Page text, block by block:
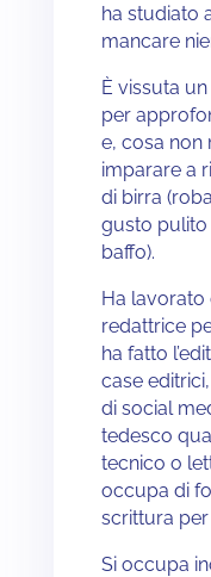
ha studiato
mancare
È vissuta un
per
e, cosa non
imparare a
di birra
gusto pulito
baffo).
Ha lavorato
redattrice
ha fatto
case
di social
tedesco
tecnico o
occupa di
scrittura
Si occupa